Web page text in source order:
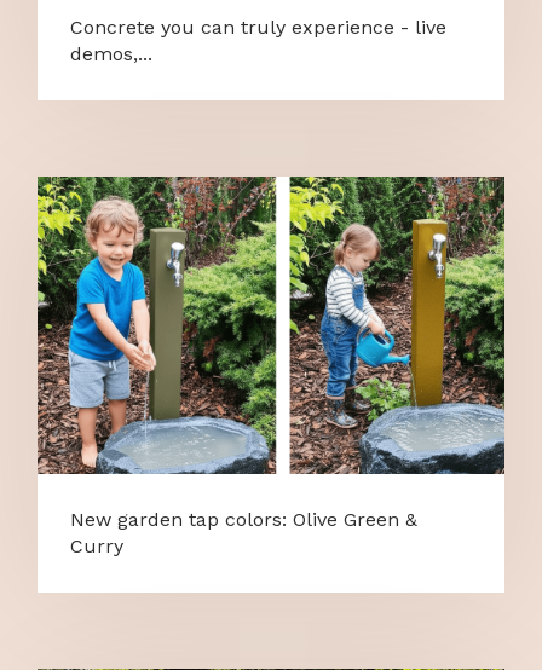
Concrete you can truly experience - live
demos,...
New garden tap colors: Olive Green &
Curry